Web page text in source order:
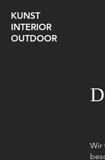
KUNST
INTERIOR
OUTDOOR
Wir